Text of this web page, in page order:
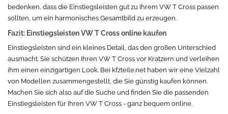
bedenken, dass die Einstiegsleisten gut zu Ihrem VW T Cross passen
sollten, um ein harmonisches Gesamtbild zu erzeugen.
Fazit: Einstiegsleisten VW T Cross online kaufen
Einstiegsleisten sind ein kleines Detail, das den großen Unterschied
ausmacht. Sie schützen Ihren VW T Cross vor Kratzern und verleihen
ihm einen einzigartigen Look. Bei kfzteile.net haben wir eine Vielzahl
von Modellen zusammengestellt, die Sie günstig kaufen können.
Machen Sie sich also auf die Suche und finden Sie die passenden
Einstiegsleisten für Ihren VW T Cross - ganz bequem online.